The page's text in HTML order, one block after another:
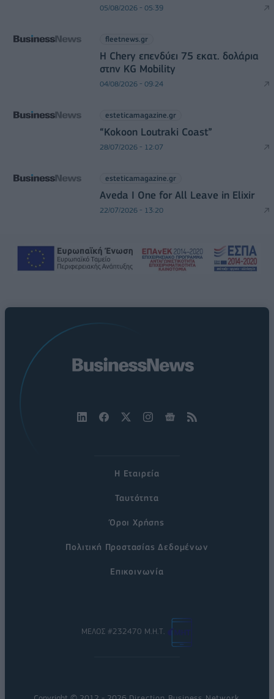
05/08/2026 - 05:39
fleetnews.gr
Η Chery επενδύει 75 εκατ. δολάρια
στην KG Mobility
04/08/2026 - 09:24
esteticamagazine.gr
“Kokoon Loutraki Coast”
28/07/2026 - 12:07
esteticamagazine.gr
Aveda I One for All Leave in Elixir
22/07/2026 - 13:20
Η Εταιρεία
Ταυτότητα
Όροι Χρήσης
Πολιτική Προστασίας Δεδομένων
Επικοινωνία
ΜΕΛΟΣ #232470 Μ.Η.Τ.